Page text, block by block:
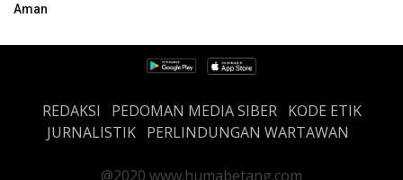
Aman
REDAKSI PEDOMAN MEDIA SIBER
KODE ETIK
JURNALISTIK PERLINDUNGAN WARTAWAN
@2020 www.humabetang.com